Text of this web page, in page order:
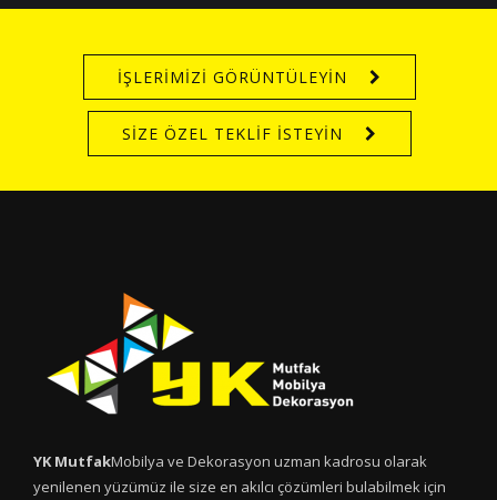
İŞLERİMİZİ GÖRÜNTÜLEYİN
SİZE ÖZEL TEKLİF İSTEYİN
YK MutfakMobilya ve Dekorasyon uzman kadrosu olarak
yenilenen yüzümüz ile size en akılcı çözümleri bulabilmek için